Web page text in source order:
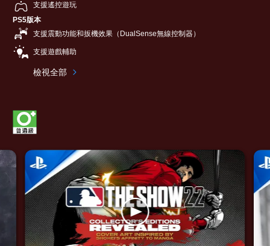
支援遙控遊玩
PS5版本
支援震動功能和扳機效果（DualSense無線控制器）
支援遊戲輔助
檢視全部